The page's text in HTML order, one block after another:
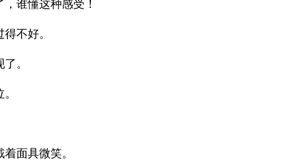
谁懂这种感受！
不好。
。
面具微笑。